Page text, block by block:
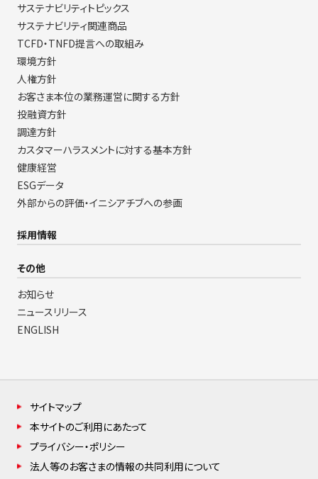
サステナビリティトピックス
サステナビリティ関連商品
TCFD・TNFD提言への取組み
環境方針
人権方針
お客さま本位の業務運営に関する方針
投融資方針
調達方針
カスタマーハラスメントに対する基本方針
健康経営
ESGデータ
外部からの評価・イニシアチブへの参画
採用情報
その他
お知らせ
ニュースリリース
ENGLISH
サイトマップ
本サイトのご利用にあたって
プライバシー・ポリシー
法人等のお客さまの情報の共同利用について